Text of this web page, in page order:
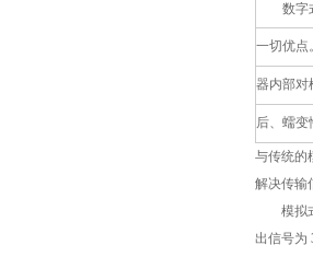
数字式
一切优点
器内部对
后、蠕变
与传统的
解决传输
模拟式
出信号为